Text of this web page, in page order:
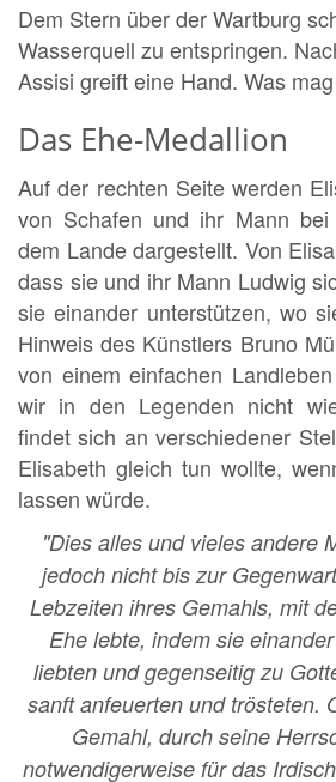
Dem Stern über der Wartburg
Wasserquell zu entspringen.
Assisi greift eine Hand. Was
Das Ehe-Medallion
Auf der rechten Seite werden
von Schafen und ihr Mann
dem Lande dargestellt. Von
dass sie und ihr Mann Ludwig
sie einander unterstützen, wo
Hinweis des Künstlers Bruno
von einem einfachen
wir in den Legenden nicht
findet sich an verschiedener
Elisabeth gleich tun wollte,
lassen würde.
"Dies alles und vieles andere
jedoch nicht bis zur
Lebzeiten ihres Gemahls, mit
Ehe lebte, indem sie
liebten und gegenseitig zu
sanft anfeuerten und trösteten.
Gemahl, durch seine
notwendigerweise für das